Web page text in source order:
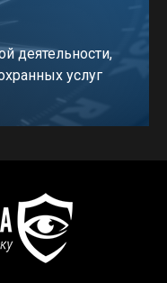
деятельности,
услуг